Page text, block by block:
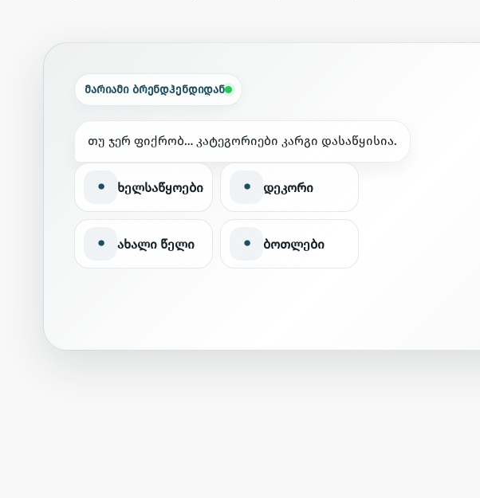
მარიამი ბრენდჰენდიდან
თუ ჯერ ფიქრობ… კატეგორიები კარგი დასაწყისია.
• ხელსაწყოები • დეკორი
• ახალი წელი • ბოთლები